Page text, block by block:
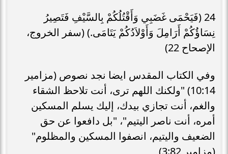
24 (فَيَحْمَى غَضَبِي وَأَقْتُلُكُمْ بِالسَّيْفِ فَتَصِيرُ
نِسَاؤُكُمْ أَرَامِلَ وَأَوْلاَدُكُمْ يَتَامَى.) (سفر الخروج،
الإصحاح 22)
وفي الكتاب المقدس ايضا نجد نصوص (مزامير
10:14) "ولكنك اللهم ترى، أنت تلاحظ الشقاء
والغم، أنت تجازي بيدك، إليك يسلم المسكين
أمره، أنت ناصر اليتيم"، "بل دافعوا عن حق
الضعيف واليتيم، انصفوا المسكين والمظلوم"